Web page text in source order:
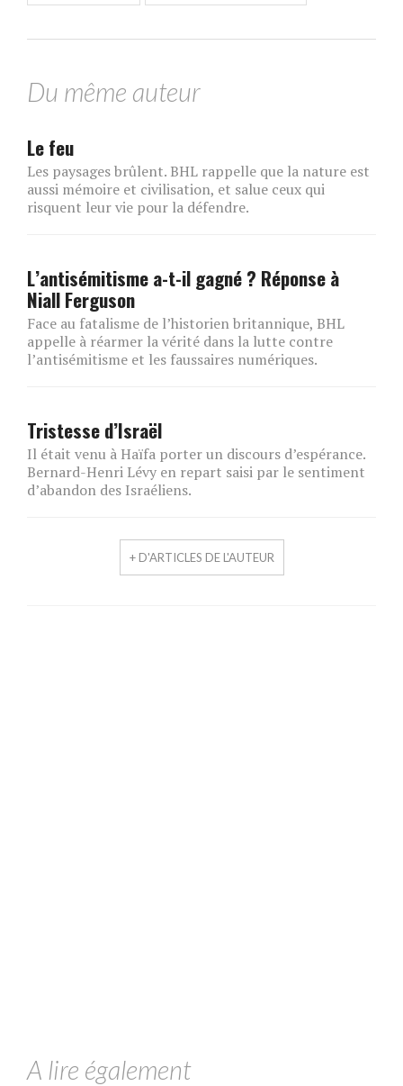
Du même auteur
Le feu
Les paysages brûlent. BHL rappelle que la nature est
aussi mémoire et civilisation, et salue ceux qui
risquent leur vie pour la défendre.
L’antisémitisme a-t-il gagné ? Réponse à
Niall Ferguson
Face au fatalisme de l’historien britannique, BHL
appelle à réarmer la vérité dans la lutte contre
l’antisémitisme et les faussaires numériques.
Tristesse d’Israël
Il était venu à Haïfa porter un discours d’espérance.
Bernard-Henri Lévy en repart saisi par le sentiment
d’abandon des Israéliens.
+ D'ARTICLES DE L'AUTEUR
A lire également